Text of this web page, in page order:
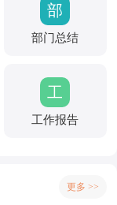
结
部
门
结
部门总结
工
作
工作报告
更多 >>